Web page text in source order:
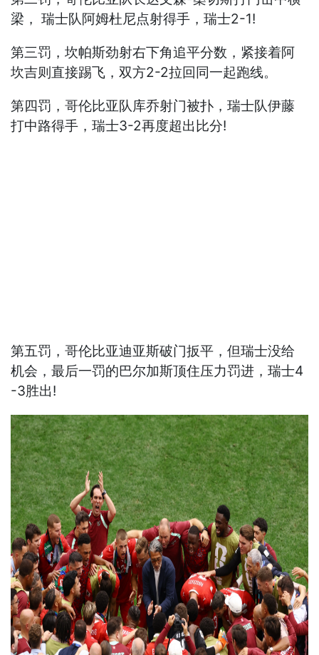
梁， 瑞士队阿姆杜尼点射得手，瑞士2-1!
第三罚，坎帕斯劲射右下角追平分数，紧接着阿
坎吉则直接踢飞，双方2-2拉回同一起跑线。
第四罚，哥伦比亚队库乔射门被扑，瑞士队伊藤
打中路得手，瑞士3-2再度超出比分!
第五罚，哥伦比亚迪亚斯破门扳平，但瑞士没给
机会，最后一罚的巴尔加斯顶住压力罚进，瑞士4
-3胜出!